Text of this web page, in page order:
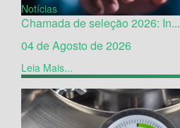
Notícias
Chamada de seleção 2026: In...
04 de Agosto de 2026
Leia Mais...